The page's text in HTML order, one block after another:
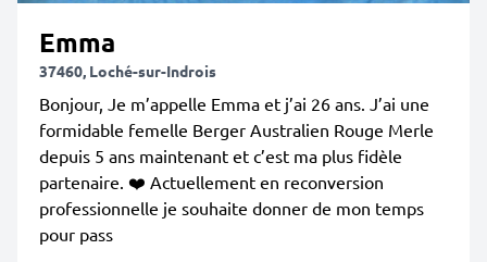
Emma
37460, Loché-sur-Indrois
Bonjour, Je m’appelle Emma et j’ai 26 ans. J’ai une
formidable femelle Berger Australien Rouge Merle
depuis 5 ans maintenant et c’est ma plus fidèle
partenaire. ❤️ Actuellement en reconversion
professionnelle je souhaite donner de mon temps
pour pass